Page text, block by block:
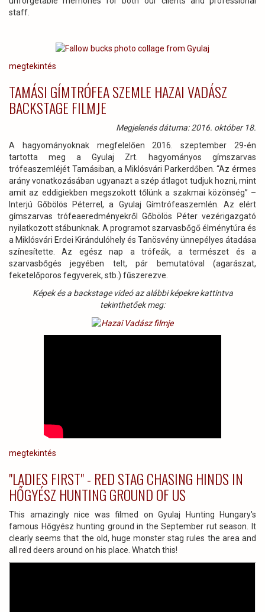
staff.
megtekintés
TAMÁSI GÍMTRÓFEA SZEMLE HAZAI VADÁSZ
BACKSTAGE FILMJE
Megjelenés dátuma: 2016. október 18.
A hagyományoknak megfelelően 2016. szeptember 29-én
tartotta meg a Gyulaj Zrt. hagyományos gímszarvas
trófeaszemléjét Tamásiban, a Miklósvári Parkerdőben. “Az érmes
arány vonatkozásában ugyanazt a szép átlagot tudjuk hozni, mint
amit az eddigiekben megszokott tőlünk a szakmai közönség” –
Interjú Gőbölös Péterrel, a Gyulaj Gímtrófeaszemlén. Az elért
gímszarvas trófeaeredményekről Gőbölös Péter vezérigazgató
nyilatkozott stábunknak. A programot szarvasbőgő élménytúra és
a Miklósvári Erdei Kirándulóhely és Tanösvény ünnepélyes átadása
színesítette. Az egész nap a trófeák, a természet és a
szarvasbőgés jegyében telt, pár bemutatóval (agarászat,
feketelőporos fegyverek, stb.) fűszerezve.
Képek és a backstage videó az alábbi képekre kattintva
tekinthetőek meg:
megtekintés
"LADIES FIRST" - RED STAG CHASING HINDS IN
HŐGYÉSZ HUNTING GROUND OF US
This amazingly nice was filmed on Gyulaj Hunting Hungary's
famous Hőgyész hunting ground in the September rut season. It
clearly seems that the old, huge monster stag rules the area and
all red deers around on his place. Whatch this!